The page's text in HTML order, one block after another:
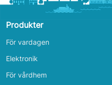
Produkter
För vardagen
Elektronik
För vårdhem